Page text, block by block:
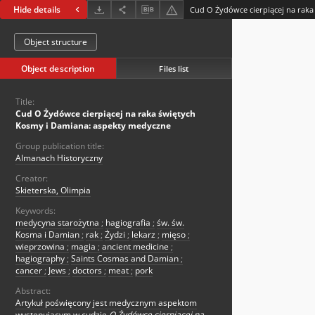
Hide details
Object structure
Object description Files list
Title:
Cud O Żydówce cierpiącej na raka świętych
Kosmy i Damiana: aspekty medyczne
Group publication title:
Almanach Historyczny
Creator:
Skieterska, Olimpia
Keywords:
medycyna starożytna ; hagiografia ; św. św.
Kosma i Damian ; rak ; Żydzi ; lekarz ; mięso ;
wieprzowina ; magia ; ancient medicine ;
hagiography ; Saints Cosmas and Damian ;
cancer ; Jews ; doctors ; meat ; pork
Abstract:
Artykuł poświęcony jest medycznym aspektom